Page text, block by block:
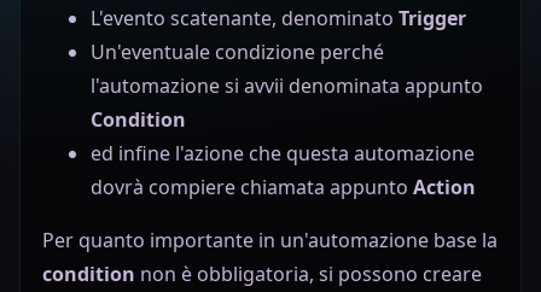
L'evento scatenante, denominato Trigger
Un'eventuale condizione perché
l'automazione si avvii denominata appunto
Condition
ed infine l'azione che questa automazione
dovrà compiere chiamata appunto Action
Per quanto importante in un'automazione base la
condition non è obbligatoria, si possono creare